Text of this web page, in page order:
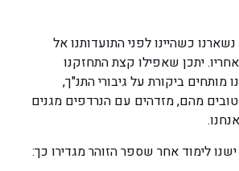
כשהיינו לפני התועדותנו אל
יתכן שאפילו קצת התחזקנו
מותחים ביקורת על גיבורי התנ"ך,
מהם, מזדהים עם הנרדפים מגנים
לימוד אחר שספר הזוהר מגדירו כך: